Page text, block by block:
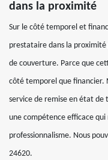
dans la proximité
Sur le côté temporel et
prestataire dans la
de couverture. Parce que
côté temporel que financier.
service de remise en état de
une compétence efficace
professionnalisme. Nous
24620.